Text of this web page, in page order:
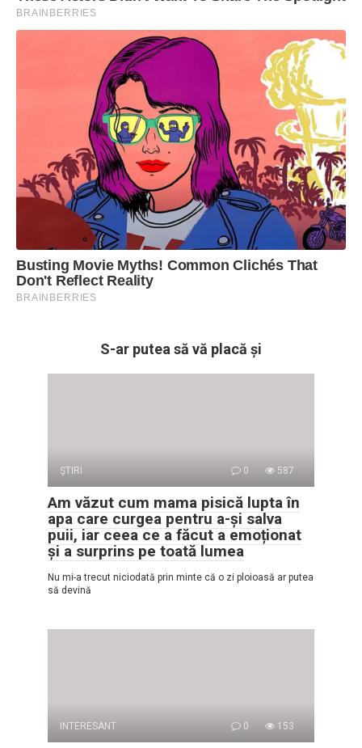
S-ar putea să vă placă și
ŞTIRI 0 587
Am văzut cum mama pisică lupta în
apa care curgea pentru a-și salva
puii, iar ceea ce a făcut a emoționat
și a surprins pe toată lumea
Nu mi-a trecut niciodată prin minte că o zi ploioasă ar putea
să devină
INTERESANT 0 153